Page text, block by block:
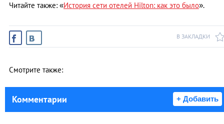
Читайте также: «История сети отелей Hilton: как это было».
В ЗАКЛАДКИ
Смотрите также:
Комментарии + Добавить